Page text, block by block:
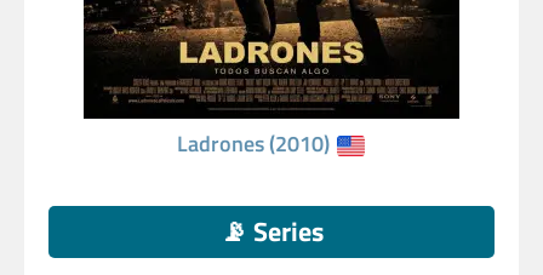
Ladrones (2010)
📡 Series